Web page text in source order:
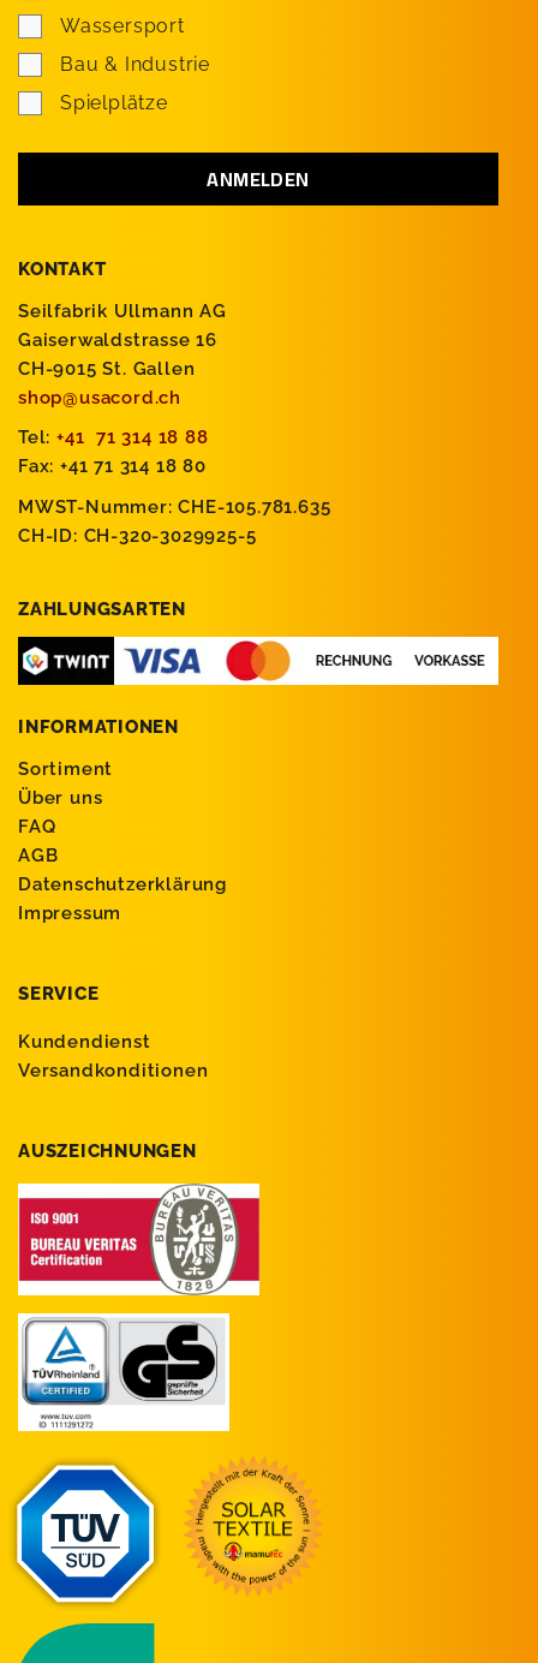
KONTAKT
Seilfabrik Ullmann AG
Gaiserwaldstrasse 16
CH-9015 St. Gallen
shop@usacord.ch
Tel: +41 71 314 18 88
Fax: +41 71 314 18 80
MWST-Nummer: CHE-105.781.635
CH-ID: CH-320-3029925-5
ZAHLUNGSARTEN
INFORMATIONEN
Sortiment
Über uns
FAQ
AGB
Datenschutzerklärung
Impressum
SERVICE
Kundendienst
Versandkonditionen
AUSZEICHNUNGEN
Wassersport
Bau & Industrie
Spielplätze